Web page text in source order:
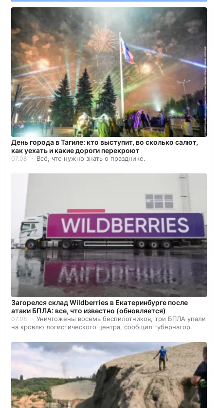
День города в Тагиле: кто выступит, во сколько салют,
как уехать и какие дороги перекроют
07.08 Всё, что нужно знать о празднике.
Загорелся склад Wildberries в Екатеринбурге после
атаки БПЛА: все, что известно (обновляется)
07.08
Уничтожены восемь беспилотников, три БПЛА упали
на кровлю логистического центра, сообщил губернатор.